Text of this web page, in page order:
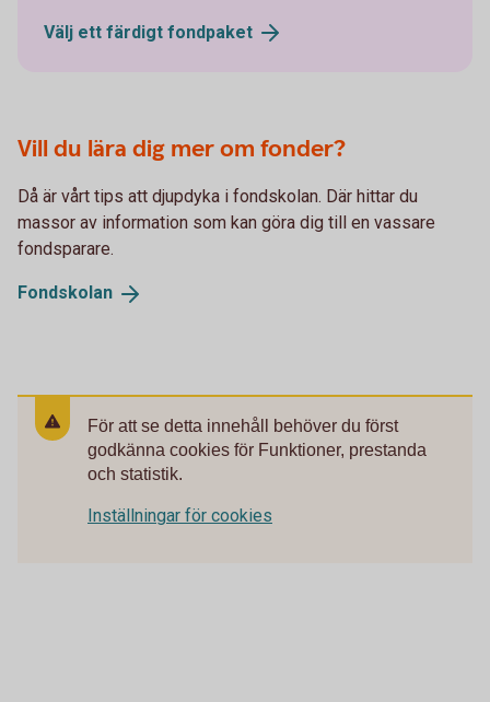
Välj ett färdigt fondpaket
Vill du lära dig mer om fonder?
Då är vårt tips att djupdyka i fondskolan. Där hittar du
massor av information som kan göra dig till en vassare
fondsparare.
Fondskolan
För att se detta innehåll behöver du först
godkänna cookies för Funktioner, prestanda
och statistik.
Inställningar för cookies